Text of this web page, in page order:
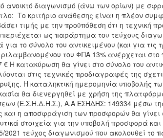
ανοικτό διαγωνισμό (άνω των ορίων) με
Το κριτήριο ανάθεσης είναι η πλέον
τιμής με την προϋπόθεση ότι η τεχνική
ως παράρτημα του τεύχους
το σύνολο του αντικειμένου (και για τις
του ΦΠΑ 13% ανέρχεται στο
Η κατακύρωση θα γίνει στο σύνολο του
στις τεχνικές προδιαγραφές της
Η καταληκτική ημερομηνία υποβολής
θα διενεργηθεί με χρήση της
(Ε.Σ.Η.Δ.Η.Σ.), Α.Α ΕΣΗΔΗΣ: 149334 μέσω
η αποσφράγιση των προσφορών θα γίνει
στοιχεία για την υποβολή προσφορά και
τεύχος διαγωνισμού που ακολουθεί το